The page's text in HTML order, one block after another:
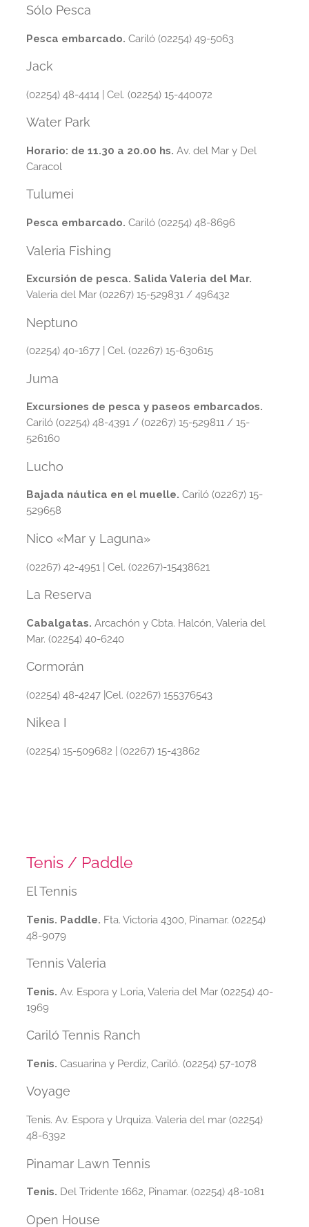
Sólo Pesca
Pesca embarcado. Cariló (02254) 49-5063
Jack
(02254) 48-4414 | Cel. (02254) 15-440072
Water Park
Horario: de 11.30 a 20.00 hs. Av. del Mar y Del
Caracol
Tulumei
Pesca embarcado. Cariló (02254) 48-8696
Valeria Fishing
Excursión de pesca. Salida Valeria del Mar.
Valeria del Mar (02267) 15-529831 / 496432
Neptuno
(02254) 40-1677 | Cel. (02267) 15-630615
Juma
Excursiones de pesca y paseos embarcados.
Cariló (02254) 48-4391 / (02267) 15-529811 / 15-
526160
Lucho
Bajada náutica en el muelle. Cariló (02267) 15-
529658
Nico «Mar y Laguna»
(02267) 42-4951 | Cel. (02267)-15438621
La Reserva
Cabalgatas. Arcachón y Cbta. Halcón, Valeria del
Mar. (02254) 40-6240
Cormorán
(02254) 48-4247 |Cel. (02267) 155376543
Nikea I
(02254) 15-509682 | (02267) 15-43862
Tenis / Paddle
El Tennis
Tenis. Paddle. Fta. Victoria 4300, Pinamar. (02254)
48-9079
Tennis Valeria
Tenis. Av. Espora y Loria, Valeria del Mar (02254) 40-
1969
Cariló Tennis Ranch
Tenis. Casuarina y Perdiz, Cariló. (02254) 57-1078
Voyage
Tenis. Av. Espora y Urquiza. Valeria del mar (02254)
48-6392
Pinamar Lawn Tennis
Tenis. Del Tridente 1662, Pinamar. (02254) 48-1081
Open House